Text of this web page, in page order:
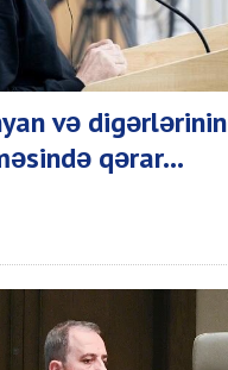
və digərlərinin
qərar...